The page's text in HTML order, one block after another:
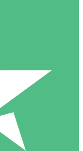
Sans